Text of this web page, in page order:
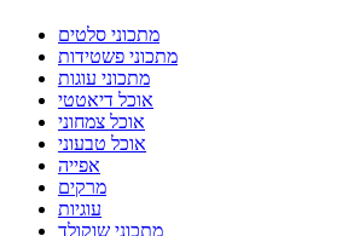
מתכוני סלטים
מתכוני פשטידות
מתכוני עוגות
אוכל דיאטטי
אוכל צמחוני
אוכל טבעוני
אפייה
מרקים
עוגיות
מתכוני שוקולד